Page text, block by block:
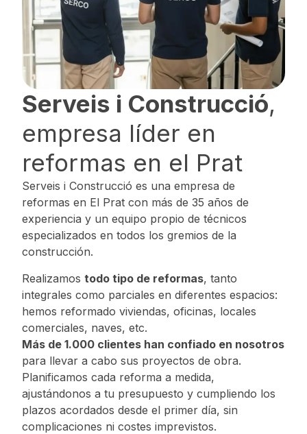
Serveis i Construcció,
empresa líder en
reformas en el Prat
Serveis i Construcció es una empresa de
reformas en El Prat con más de 35 años de
experiencia y un equipo propio de técnicos
especializados en todos los gremios de la
construcción.
Realizamos todo tipo de reformas, tanto
integrales como parciales en diferentes espacios:
hemos reformado viviendas, oficinas, locales
comerciales, naves, etc.
Más de 1.000 clientes han confiado en nosotros
para llevar a cabo sus proyectos de obra.
Planificamos cada reforma a medida,
ajustándonos a tu presupuesto y cumpliendo los
plazos acordados desde el primer día, sin
complicaciones ni costes imprevistos.